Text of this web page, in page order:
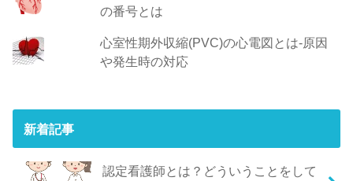
の番号とは
心室性期外収縮(PVC)の心電図とは-原因
や発生時の対応
新着記事
認定看護師とは？どういうことをして